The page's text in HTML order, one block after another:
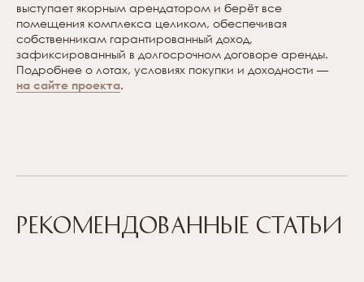
выступает якорным арендатором и берёт все
помещения комплекса целиком, обеспечивая
собственникам гарантированный доход,
зафиксированный в долгосрочном договоре аренды.
Подробнее о лотах, условиях покупки и доходности —
на сайте проекта.
Рекомендованные статьи